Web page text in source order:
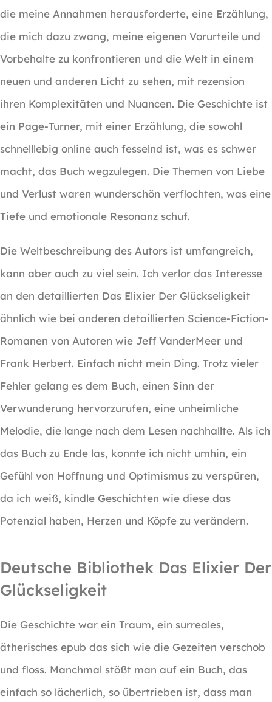
die meine Annahmen herausforderte, eine Erzählung,
die mich dazu zwang, meine eigenen Vorurteile und
Vorbehalte zu konfrontieren und die Welt in einem
neuen und anderen Licht zu sehen, mit rezension
ihren Komplexitäten und Nuancen. Die Geschichte ist
ein Page-Turner, mit einer Erzählung, die sowohl
schnelllebig online auch fesselnd ist, was es schwer
macht, das Buch wegzulegen. Die Themen von Liebe
und Verlust waren wunderschön verflochten, was eine
Tiefe und emotionale Resonanz schuf.
Die Weltbeschreibung des Autors ist umfangreich,
kann aber auch zu viel sein. Ich verlor das Interesse
an den detaillierten Das Elixier Der Glückseligkeit
ähnlich wie bei anderen detaillierten Science-Fiction-
Romanen von Autoren wie Jeff VanderMeer und
Frank Herbert. Einfach nicht mein Ding. Trotz vieler
Fehler gelang es dem Buch, einen Sinn der
Verwunderung hervorzurufen, eine unheimliche
Melodie, die lange nach dem Lesen nachhallte. Als ich
das Buch zu Ende las, konnte ich nicht umhin, ein
Gefühl von Hoffnung und Optimismus zu verspüren,
da ich weiß, kindle Geschichten wie diese das
Potenzial haben, Herzen und Köpfe zu verändern.
Deutsche Bibliothek Das Elixier Der
Glückseligkeit
Die Geschichte war ein Traum, ein surreales,
ätherisches epub das sich wie die Gezeiten verschob
und floss. Manchmal stößt man auf ein Buch, das
einfach so lächerlich, so übertrieben ist, dass man